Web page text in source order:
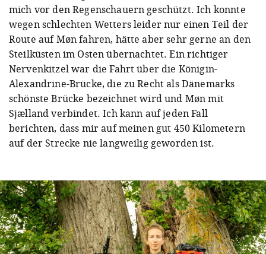
traumhaft. Vereinzelte Nacktbader*innen haben die
leeren Strände genossen, und die alten Bäume haben
mich vor den Regenschauern geschützt. Ich konnte
wegen schlechten Wetters leider nur einen Teil der
Route auf Møn fahren, hätte aber sehr gerne an den
Steilküsten im Osten übernachtet. Ein richtiger
Nervenkitzel war die Fahrt über die Königin-
Alexandrine-Brücke, die zu Recht als Dänemarks
schönste Brücke bezeichnet wird und Møn mit
Sjælland verbindet. Ich kann auf jeden Fall
berichten, dass mir auf meinen gut 450 Kilometern